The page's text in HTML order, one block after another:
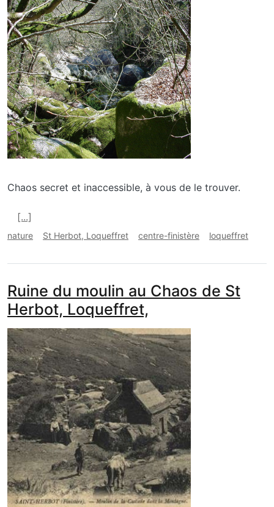
Chaos secret et inaccessible, à vous de le trouver.
[...]
nature St Herbot, Loqueffret centre-finistère loqueffret
Ruine du moulin au Chaos de St
Herbot, Loqueffret,
media_galerie_de_photo
Image